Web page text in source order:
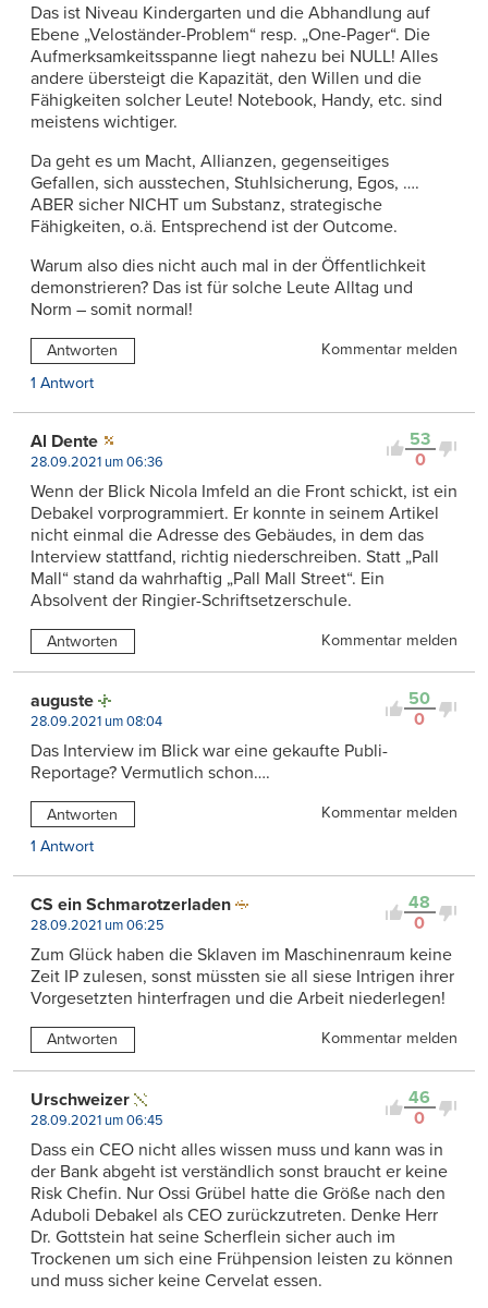
Das ist Niveau Kindergarten und die Abhandlung auf
Ebene „Veloständer-Problem“ resp. „One-Pager“. Die
Aufmerksamkeitsspanne liegt nahezu bei NULL! Alles
andere übersteigt die Kapazität, den Willen und die
Fähigkeiten solcher Leute! Notebook, Handy, etc. sind
meistens wichtiger.
Da geht es um Macht, Allianzen, gegenseitiges
Gefallen, sich ausstechen, Stuhlsicherung, Egos, ….
ABER sicher NICHT um Substanz, strategische
Fähigkeiten, o.ä. Entsprechend ist der Outcome.
Warum also dies nicht auch mal in der Öffentlichkeit
demonstrieren? Das ist für solche Leute Alltag und
Norm – somit normal!
Antworten
Kommentar melden
1 Antwort
53
0
Al Dente
28.09.2021 um 06:36
Wenn der Blick Nicola Imfeld an die Front schickt, ist ein
Debakel vorprogrammiert. Er konnte in seinem Artikel
nicht einmal die Adresse des Gebäudes, in dem das
Interview stattfand, richtig niederschreiben. Statt „Pall
Mall“ stand da wahrhaftig „Pall Mall Street“. Ein
Absolvent der Ringier-Schriftsetzerschule.
Antworten Kommentar melden
50
0
auguste
28.09.2021 um 08:04
Das Interview im Blick war eine gekaufte Publi-
Reportage? Vermutlich schon….
Antworten
Kommentar melden
1 Antwort
48
0
CS ein Schmarotzerladen
28.09.2021 um 06:25
Zum Glück haben die Sklaven im Maschinenraum keine
Zeit IP zulesen, sonst müssten sie all siese Intrigen ihrer
Vorgesetzten hinterfragen und die Arbeit niederlegen!
Antworten Kommentar melden
46
0
Urschweizer
28.09.2021 um 06:45
Dass ein CEO nicht alles wissen muss und kann was in
der Bank abgeht ist verständlich sonst braucht er keine
Risk Chefin. Nur Ossi Grübel hatte die Größe nach den
Aduboli Debakel als CEO zurückzutreten. Denke Herr
Dr. Gottstein hat seine Scherflein sicher auch im
Trockenen um sich eine Frühpension leisten zu können
und muss sicher keine Cervelat essen.